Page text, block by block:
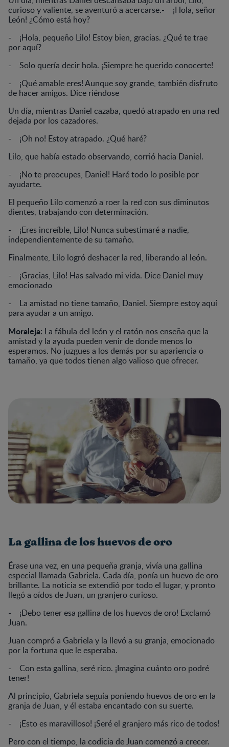
curioso y valiente, se aventuró a acercarse.- ¡Hola, señor
León! ¿Cómo está hoy?
- ¡Hola, pequeño Lilo! Estoy bien, gracias. ¿Qué te trae
por aquí?
- Solo quería decir hola. ¡Siempre he querido conocerte!
- ¡Qué amable eres! Aunque soy grande, también disfruto
de hacer amigos. Dice riéndose
Un día, mientras Daniel cazaba, quedó atrapado en una red
dejada por los cazadores.
- ¡Oh no! Estoy atrapado. ¿Qué haré?
Lilo, que había estado observando, corrió hacia Daniel.
- ¡No te preocupes, Daniel! Haré todo lo posible por
ayudarte.
El pequeño Lilo comenzó a roer la red con sus diminutos
dientes, trabajando con determinación.
- ¡Eres increíble, Lilo! Nunca subestimaré a nadie,
independientemente de su tamaño.
Finalmente, Lilo logró deshacer la red, liberando al león.
- ¡Gracias, Lilo! Has salvado mi vida. Dice Daniel muy
emocionado
- La amistad no tiene tamaño, Daniel. Siempre estoy aquí
para ayudar a un amigo.
Moraleja: La fábula del león y el ratón nos enseña que la
amistad y la ayuda pueden venir de donde menos lo
esperamos. No juzgues a los demás por su apariencia o
tamaño, ya que todos tienen algo valioso que ofrecer.
La gallina de los huevos de oro
Érase una vez, en una pequeña granja, vivía una gallina
especial llamada Gabriela. Cada día, ponía un huevo de oro
brillante. La noticia se extendió por todo el lugar, y pronto
llegó a oídos de Juan, un granjero curioso.
- ¡Debo tener esa gallina de los huevos de oro! Exclamó
Juan.
Juan compró a Gabriela y la llevó a su granja, emocionado
por la fortuna que le esperaba.
- Con esta gallina, seré rico. ¡Imagina cuánto oro podré
tener!
Al principio, Gabriela seguía poniendo huevos de oro en la
granja de Juan, y él estaba encantado con su suerte.
- ¡Esto es maravilloso! ¡Seré el granjero más rico de todos!
Pero con el tiempo, la codicia de Juan comenzó a crecer.